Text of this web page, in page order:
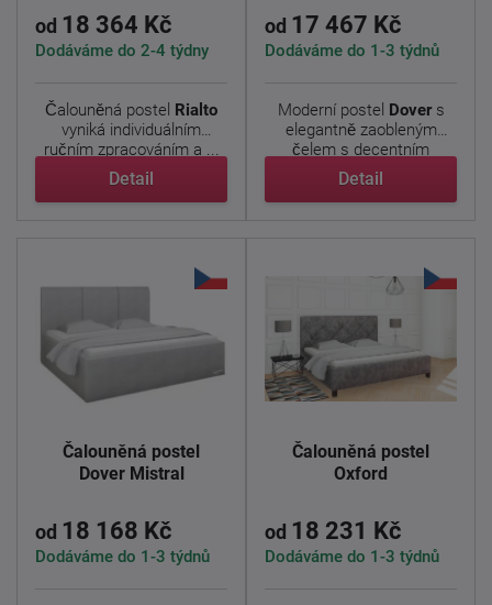
od 18 364 Kč
Dodáváme do 2-4 týdny
Čalouněná postel Rialto
vyniká individuálním
ručním zpracováním a ...
Detail
od 17 467 Kč
Dodáváme do 1-3 týdnů
Moderní postel Dovers
elegantně zaobleným
čelem s decentním
prošitím ...
Detail
Čalouněná postel
Dover Mistral
od 18 168 Kč
Dodáváme do 1-3 týdnů
Čalouněná postel
Oxford
od 18 231 Kč
Dodáváme do 1-3 týdnů